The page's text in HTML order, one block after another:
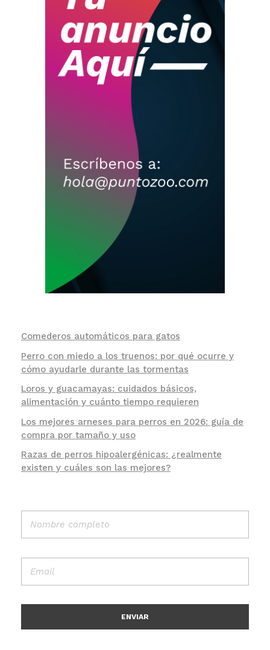
Comederos automáticos para gatos
Perro con miedo a los truenos: por qué ocurre y
cómo ayudarle durante las tormentas
Loros y guacamayas: cuidados básicos,
alimentación y cuánto tiempo requieren
Los mejores arneses para perros en 2026: guía de
compra por tamaño y uso
Razas de perros hipoalergénicas: ¿realmente
existen y cuáles son las mejores?